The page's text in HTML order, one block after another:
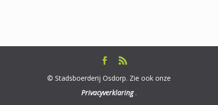
© Stadsboerderij Osdorp. Zie ook onze
Privacyverklaring .